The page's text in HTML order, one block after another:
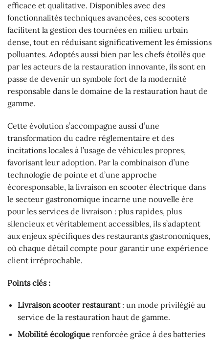
efficace et qualitative. Disponibles avec des
fonctionnalités techniques avancées, ces scooters
facilitent la gestion des tournées en milieu urbain
dense, tout en réduisant significativement les émissions
polluantes. Adoptés aussi bien par les chefs étoilés que
par les acteurs de la restauration innovante, ils sont en
passe de devenir un symbole fort de la modernité
responsable dans le domaine de la restauration haut de
gamme.
Cette évolution s’accompagne aussi d’une
transformation du cadre réglementaire et des
incitations locales à l’usage de véhicules propres,
favorisant leur adoption. Par la combinaison d’une
technologie de pointe et d’une approche
écoresponsable, la livraison en scooter électrique dans
le secteur gastronomique incarne une nouvelle ère
pour les services de livraison : plus rapides, plus
silencieux et véritablement accessibles, ils s’adaptent
aux enjeux spécifiques des restaurants gastronomiques,
où chaque détail compte pour garantir une expérience
client irréprochable.
Points clés :
Livraison scooter restaurant: un mode privilégié au
service de la restauration haut de gamme.
Mobilité écologiquerenforcée grâce à des batteries